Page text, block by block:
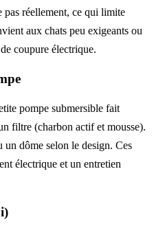
pas réellement, ce qui limite
aux chats peu exigeants ou
coupure électrique.
pompe submersible fait
filtre (charbon actif et mousse).
un dôme selon le design. Ces
électrique et un entretien